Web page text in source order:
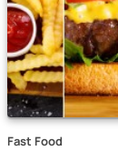
Fast Food